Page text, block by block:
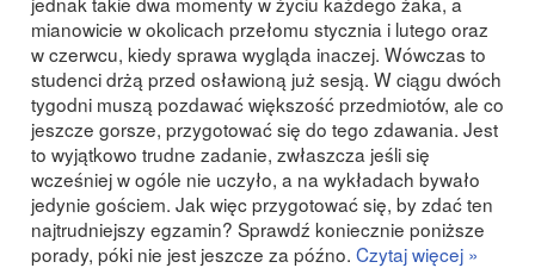
mianowicie w okolicach przełomu stycznia i lutego oraz
w czerwcu, kiedy sprawa wygląda inaczej. Wówczas to
studenci drżą przed osławioną już sesją. W ciągu dwóch
tygodni muszą pozdawać większość przedmiotów, ale co
jeszcze gorsze, przygotować się do tego zdawania. Jest
to wyjątkowo trudne zadanie, zwłaszcza jeśli się
wcześniej w ogóle nie uczyło, a na wykładach bywało
jedynie gościem. Jak więc przygotować się, by zdać ten
najtrudniejszy egzamin? Sprawdź koniecznie poniższe
porady, póki nie jest jeszcze za późno. Czytaj więcej »